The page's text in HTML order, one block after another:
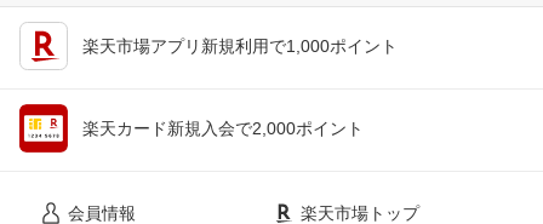
楽天市場アプリ新規利用で1,000ポイント
楽天カード新規入会で2,000ポイント
会員情報 楽天市場トップ